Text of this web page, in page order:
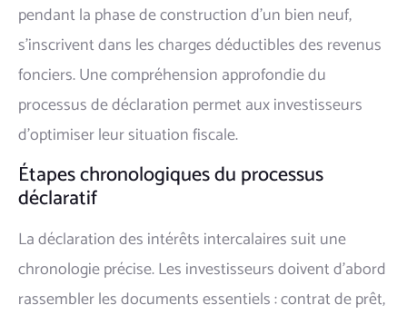
pendant la phase de construction d'un bien neuf,
s'inscrivent dans les charges déductibles des revenus
fonciers. Une compréhension approfondie du
processus de déclaration permet aux investisseurs
d'optimiser leur situation fiscale.
Étapes chronologiques du processus
déclaratif
La déclaration des intérêts intercalaires suit une
chronologie précise. Les investisseurs doivent d'abord
rassembler les documents essentiels : contrat de prêt,